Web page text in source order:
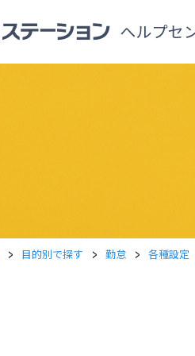
> 目的別で探す > 勤怠 > 各種設定